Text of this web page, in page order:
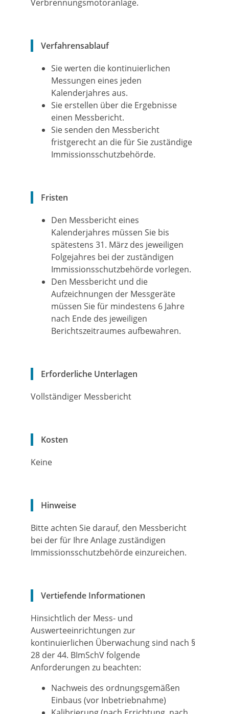
Verbrennungsmotoranlage.
Verfahrensablauf
Sie werten die kontinuierlichen
Messungen eines jeden
Kalenderjahres aus.
Sie erstellen über die Ergebnisse
einen Messbericht.
Sie senden den Messbericht
fristgerecht an die für Sie zuständige
Immissionsschutzbehörde.
Fristen
Den Messbericht eines
Kalenderjahres müssen Sie bis
spätestens 31. März des jeweiligen
Folgejahres bei der zuständigen
Immissionsschutzbehörde vorlegen.
Den Messbericht und die
Aufzeichnungen der Messgeräte
müssen Sie für mindestens 6 Jahre
nach Ende des jeweiligen
Berichtszeitraumes aufbewahren.
Erforderliche Unterlagen
Vollständiger Messbericht
Kosten
Keine
Hinweise
Bitte achten Sie darauf, den Messbericht
bei der für Ihre Anlage zuständigen
Immissionsschutzbehörde einzureichen.
Vertiefende Informationen
Hinsichtlich der Mess- und
Auswerteeinrichtungen zur
kontinuierlichen Überwachung sind nach §
28 der 44. BImSchV folgende
Anforderungen zu beachten:
Nachweis des ordnungsgemäßen
Einbaus (vor Inbetriebnahme)